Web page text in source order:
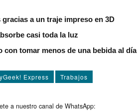
a un traje impreso en 3D
casi toda la luz
tomar menos de una bebida al día
Express Trabajos
a nuestro canal de WhatsApp: